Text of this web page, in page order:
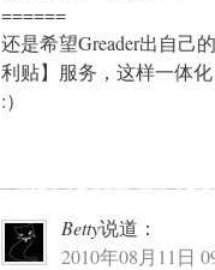
======
还是希望Greader出自己
利贴】服务，这样一体化
:）
Betty说道：
2010年08月11日